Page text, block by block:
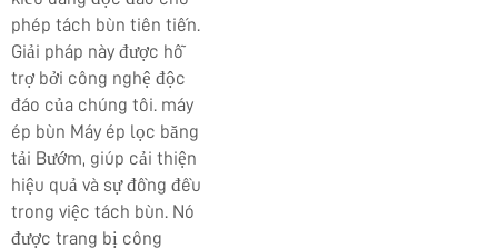
phép tách bùn tiên tiến.
Giải pháp này được hỗ
trợ bởi công nghệ độc
đáo của chúng tôi. máy
ép bùn Máy ép lọc băng
tải Bướm, giúp cải thiện
hiệu quả và sự đồng đều
trong việc tách bùn. Nó
được trang bị công